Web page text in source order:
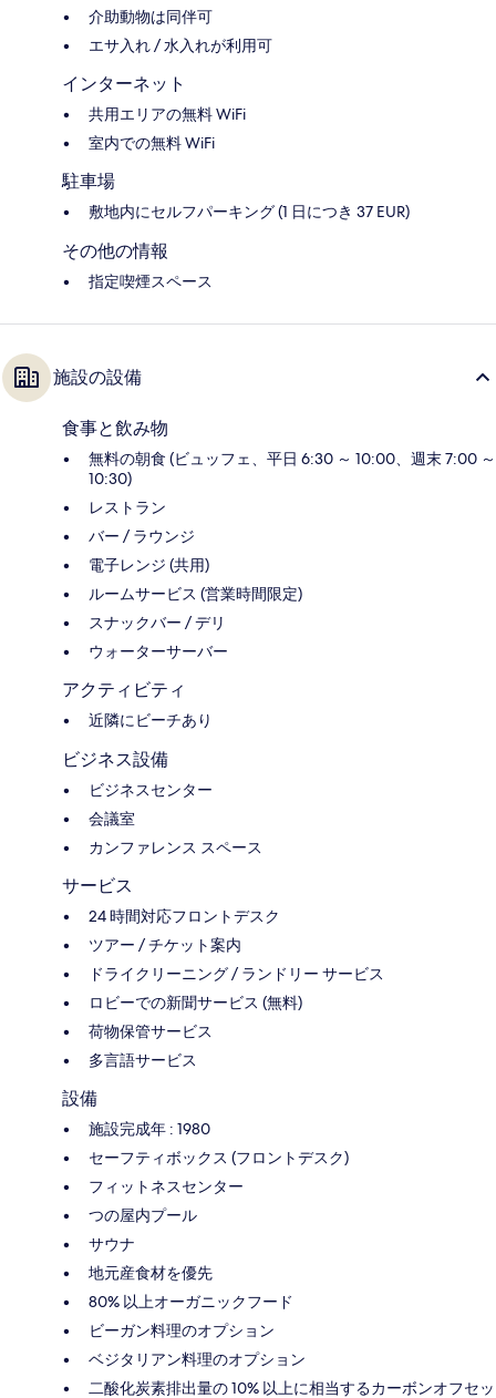
介助動物は同伴可
エサ入れ / 水入れが利用可
インターネット
共用エリアの無料 WiFi
室内での無料 WiFi
駐車場
敷地内にセルフパーキング (1 日につき 37 EUR)
その他の情報
指定喫煙スペース
施設の設備
食事と飲み物
無料の朝食 (ビュッフェ、平日 6:30 ～ 10:00、週末 7:00 ～
10:30)
レストラン
バー / ラウンジ
電子レンジ (共用)
ルームサービス (営業時間限定)
スナックバー / デリ
ウォーターサーバー
アクティビティ
近隣にビーチあり
ビジネス設備
ビジネスセンター
会議室
カンファレンス スペース
サービス
24 時間対応フロントデスク
ツアー / チケット案内
ドライクリーニング / ランドリー サービス
ロビーでの新聞サービス (無料)
荷物保管サービス
多言語サービス
設備
施設完成年 : 1980
セーフティボックス (フロントデスク)
フィットネスセンター
つの屋内プール
サウナ
地元産食材を優先
80% 以上オーガニックフード
ビーガン料理のオプション
ベジタリアン料理のオプション
二酸化炭素排出量の 10% 以上に相当するカーボンオフセッ